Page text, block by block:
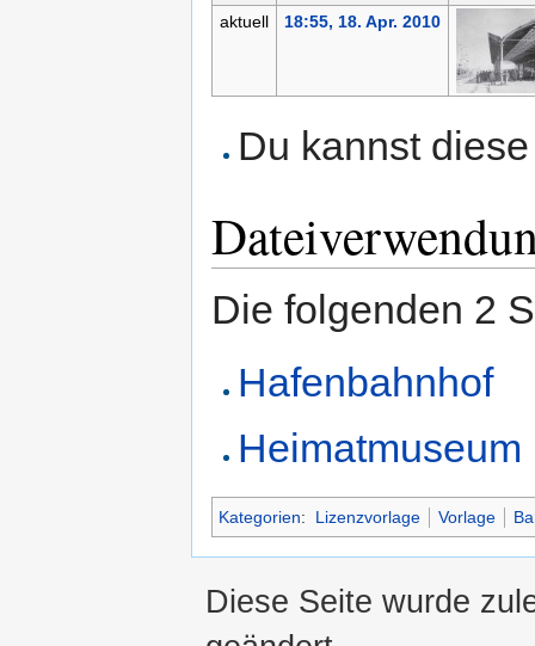
aktuell
18:55, 18. Apr. 2010
Du kannst
Die folgenden 2
Hafenbahnhof
Heimatmuseum
Kategorien: Lizenzvorlage Vorlage
Diese Seite wurde